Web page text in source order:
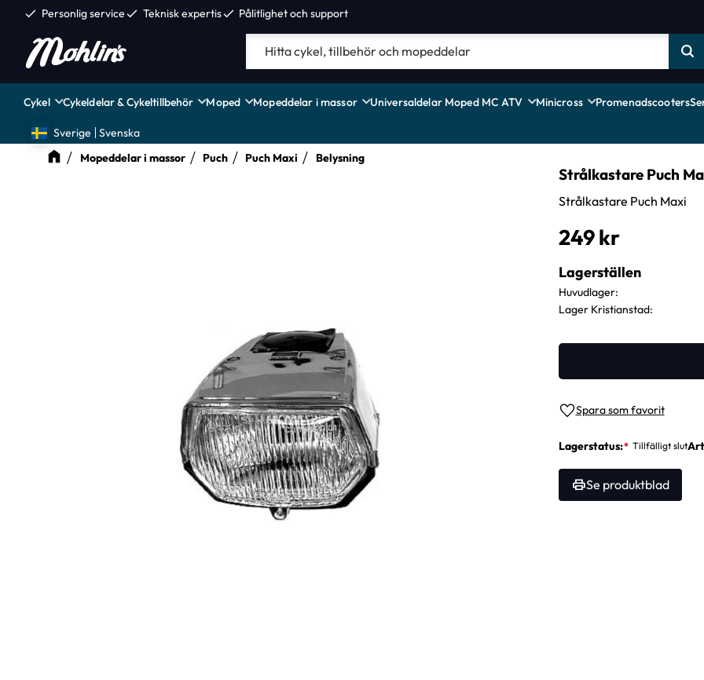
check Personlig servicecheck Teknisk expertischeck Pålitlighet och support
Cykel Cykeldelar & Cykeltillbehör Moped Mopeddelar i massor Universaldelar Moped MC ATV Minicross Promenadscooters
Sverige
Svenska
Mopeddelar i massor
Puch Puch Maxi Belysning
Strålkastare Puch
Strålkastare Puch Maxi
249kr
Lägg till i favoriter
Lagerstatus
Se produktblad
Lagerställen
Huvudlager
Lager Kristianstad